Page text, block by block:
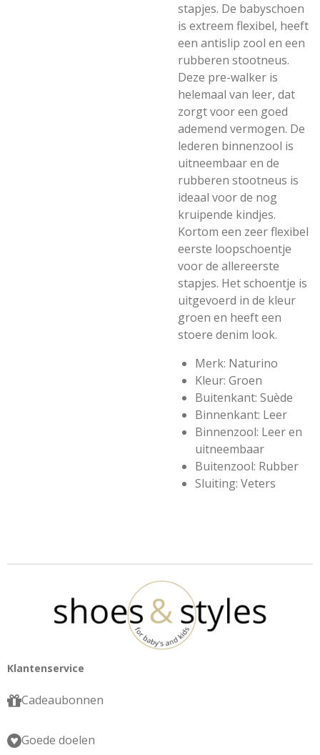
stapjes. De babyschoen
is extreem flexibel, heeft
een antislip zool en een
rubberen stootneus.
Deze pre-walker is
helemaal van leer, dat
zorgt voor een goed
ademend vermogen. De
lederen binnenzool is
uitneembaar en de
rubberen stootneus is
ideaal voor de nog
kruipende kindjes.
Kortom een zeer flexibel
eerste loopschoentje
voor de allereerste
stapjes. Het schoentje is
uitgevoerd in de kleur
groen en heeft een
stoere denim look.
Merk: Naturino
Kleur: Groen
Buitenkant: Suède
Binnenkant: Leer
Binnenzool: Leer en
uitneembaar
Buitenzool: Rubber
Sluiting: Veters
Klantenservice
Cadeaubonnen
Goede doelen